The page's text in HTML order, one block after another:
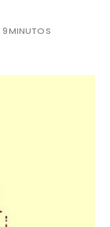
9MINUTOS